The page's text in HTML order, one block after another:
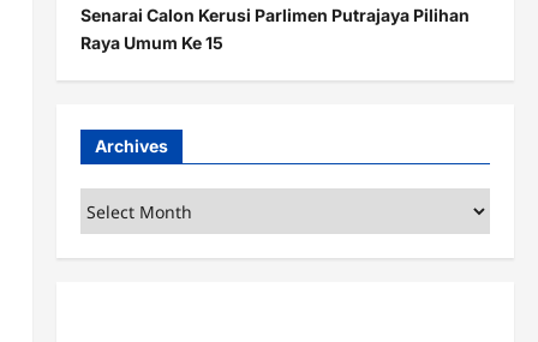
Senarai Calon Kerusi Parlimen Putrajaya Pilihan
Raya Umum Ke 15
Archives
Archives